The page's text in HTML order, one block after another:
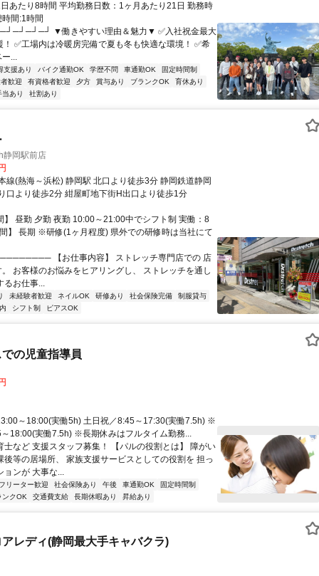
あたり8時間 平均勤務日数：1ヶ月あたり21日 勤務時
間:1時間
▼働きやすい理由＆魅力▼ ✅入社祝金最大
✅工場内は冷暖房完備で夏も冬も快適な環境！ ✅希
...
支援あり バイク通勤OK 学歴不問 車通勤OK
固定時間制
歓迎 有資格者歓迎 夕方 賞与あり ブランクOK
育休あり
当あり 社割あり
静岡駅前店
線(熱海～浜松) 静岡駅 北口より徒歩3分 静岡鉄道静岡
口より徒歩2分 紺屋町地下街H出口より徒歩1分
】 昼勤 夕勤 夜勤 10:00～21:00中でシフト制 実働：8
】 長期 ※研修(1ヶ月程度) 県外での研修時は当社にて
【お仕事内容】 ストレッチ専門店での 店
お客様のお悩みをヒアリングし、 ストレッチを通し
るお仕事...
未経験者歓迎 ネイルOK 研修あり 社会保険完備
制服貸与
シフト制 ピアスOK
の児童指導員
～18:00(実働5h) 土日祝／8:45～17:30(実働7.5h) ※
18:00(実働7.5h) ※長期休みはフルタイム勤務...
士など 支援スタッフ募集！ 【パルの役割とは】 障がい
後等の居場所、 家族支援サービスとしての役割を 担っ
ョンが 大事な...
フリーター歓迎 社会保険あり 午後 車通勤OK
固定時間制
ンクOK 交通費支給 長期休暇あり 昇給あり
レディ(静岡最大手キャバクラ)